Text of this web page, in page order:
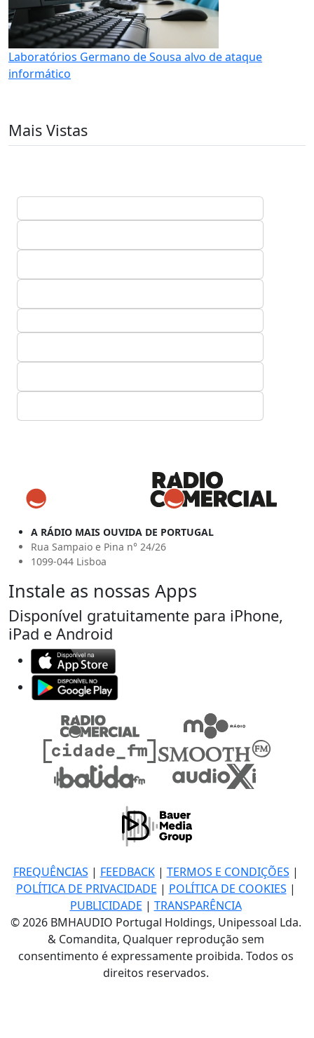
Laboratórios Germano de Sousa alvo de ataque
informático
Mais Vistas
A RÁDIO MAIS OUVIDA DE PORTUGAL
Rua Sampaio e Pina n° 24/26
1099-044 Lisboa
Instale as nossas Apps
Disponível gratuitamente para iPhone,
iPad e Android
FREQUÊNCIAS | FEEDBACK| TERMOS E CONDIÇÕES |
POLÍTICA DE PRIVACIDADE | POLÍTICA DE COOKIES |
PUBLICIDADE | TRANSPARÊNCIA
© 2026 BMHAUDIO Portugal Holdings, Unipessoal Lda.
& Comandita, Qualquer reprodução sem
consentimento é expressamente proibida. Todos os
direitos reservados.